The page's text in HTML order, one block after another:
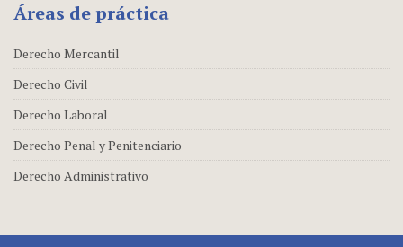
Áreas de práctica
Derecho Mercantil
Derecho Civil
Derecho Laboral
Derecho Penal y Penitenciario
Derecho Administrativo